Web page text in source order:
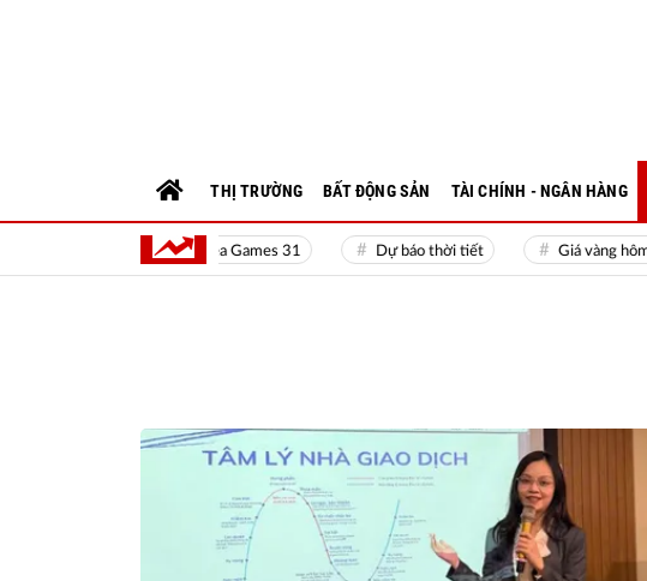
Sea Games 31 Dự báo thời tiết Giá vàng hôm nay
THỊ TRƯỜNG BẤT ĐỘNG SẢN TÀI CHÍNH - NGÂN HÀNG